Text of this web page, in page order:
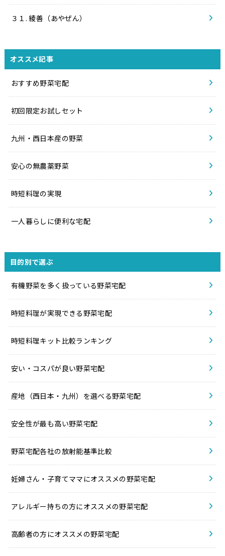
３１. 綾善（あやぜん）
オススメ記事
おすすめ野菜宅配
初回限定お試しセット
九州・西日本産の野菜
安心の無農薬野菜
時短料理の実現
一人暮らしに便利な宅配
目的別で選ぶ
有機野菜を多く扱っている野菜宅配
時短料理が実現できる野菜宅配
時短料理キット比較ランキング
安い・コスパが良い野菜宅配
産地（西日本・九州）を選べる野菜宅配
安全性が最も高い野菜宅配
野菜宅配各社の放射能基準比較
妊婦さん・子育てママにオススメの野菜宅配
アレルギー持ちの方にオススメの野菜宅配
高齢者の方にオススメの野菜宅配